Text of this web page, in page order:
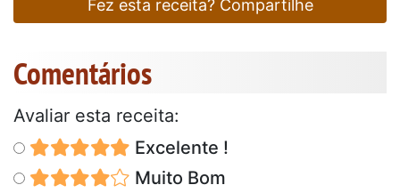
Fez esta receita? Compartilhe
Comentários
Avaliar esta receita:
Excelente !
Muito Bom